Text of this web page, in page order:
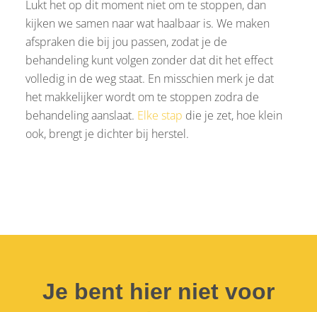
Lukt het op dit moment niet om te stoppen, dan
kijken we samen naar wat haalbaar is. We maken
afspraken die bij jou passen, zodat je de
behandeling kunt volgen zonder dat dit het effect
volledig in de weg staat. En misschien merk je dat
het makkelijker wordt om te stoppen zodra de
behandeling aanslaat. Elke stap die je zet, hoe klein
ook, brengt je dichter bij herstel.
Je bent hier niet voor